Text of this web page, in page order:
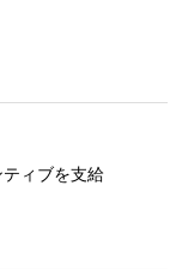
ィブを支給